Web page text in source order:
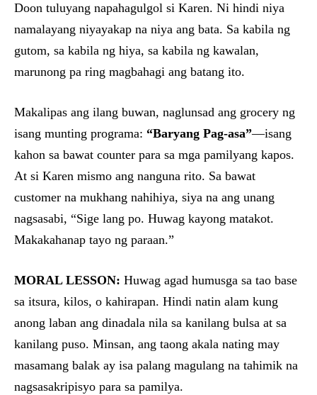
Doon tuluyang napahagulgol si Karen. Ni hindi niya
namalayang niyayakap na niya ang bata. Sa kabila ng
gutom, sa kabila ng hiya, sa kabila ng kawalan,
marunong pa ring magbahagi ang batang ito.
Makalipas ang ilang buwan, naglunsad ang grocery ng
isang munting programa: “Baryang Pag-asa”—isang
kahon sa bawat counter para sa mga pamilyang kapos.
At si Karen mismo ang nanguna rito. Sa bawat
customer na mukhang nahihiya, siya na ang unang
nagsasabi, “Sige lang po. Huwag kayong matakot.
Makakahanap tayo ng paraan.”
MORAL LESSON: Huwag agad humusga sa tao base
sa itsura, kilos, o kahirapan. Hindi natin alam kung
anong laban ang dinadala nila sa kanilang bulsa at sa
kanilang puso. Minsan, ang taong akala nating may
masamang balak ay isa palang magulang na tahimik na
nagsasakripisyo para sa pamilya.